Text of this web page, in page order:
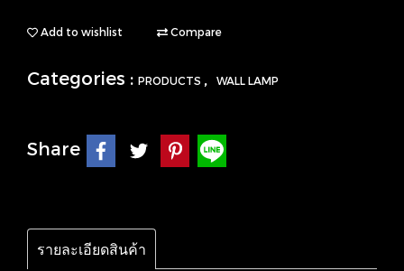
Add to wishlist Compare
Categories : PRODUCTS , WALL LAMP
Share
รายละเอียดสินค้า